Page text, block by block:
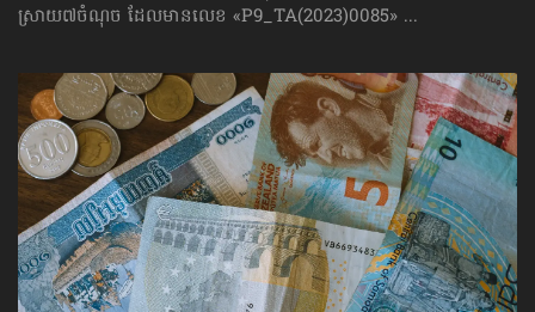
ស្រាយ៧ចំណុច ដែលមានលេខ «P9_TA(2023)0085» ...